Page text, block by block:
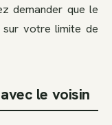
demander que le
sur votre limite de
le voisin